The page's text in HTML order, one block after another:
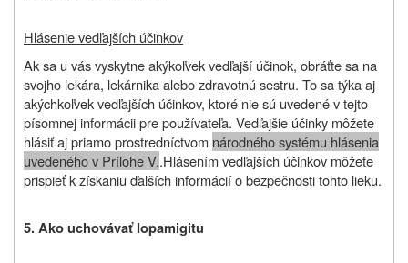
Hlásenie vedľajších účinkov
Ak sa u vás vyskytne akýkoľvek vedľajší účinok, obráťte sa na
svojho lekára, lekárnika alebo zdravotnú sestru. To sa týka aj
akýchkoľvek vedľajších účinkov, ktoré nie sú uvedené v tejto
písomnej informácii pre používateľa. Vedľajšie účinky môžete
hlásiť aj priamo prostredníctvom národného systému hlásenia
uvedeného v Prílohe V..Hlásením vedľajších účinkov môžete
prispieť k získaniu ďalších informácií o bezpečnosti tohto lieku.
5. Ako uchovávať Iopamigitu